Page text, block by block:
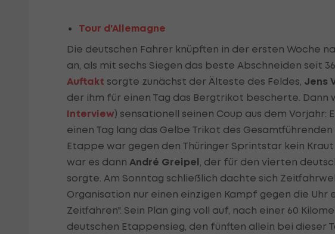
Tour d'Allemagne
Die deutschen Fahrer knüpften in der ersten Woche
an, als mit sechs Siegen das beste Abschneiden seit
Auftakt sorgte zunächst der Älteste des Feldes, Jens
der ihm für einen Tag das Bergtrikot bescherte. Dann
Interview) sensationell seinen Coup aus dem
einen Tag lang das Gelbe Trikot des
Etappe war gegen den Thüringer Sprintstar kein
war es dann André Greipel, der für den vierten
sorgte. Am Sonntag schließlich dachte sich
Organisation nur einen einzigen Kampf gegen die
Zeitfahren". Sein Plan ging voll auf, nach einer 60
deutschen Etappensieg, den fünften allein bei dieser